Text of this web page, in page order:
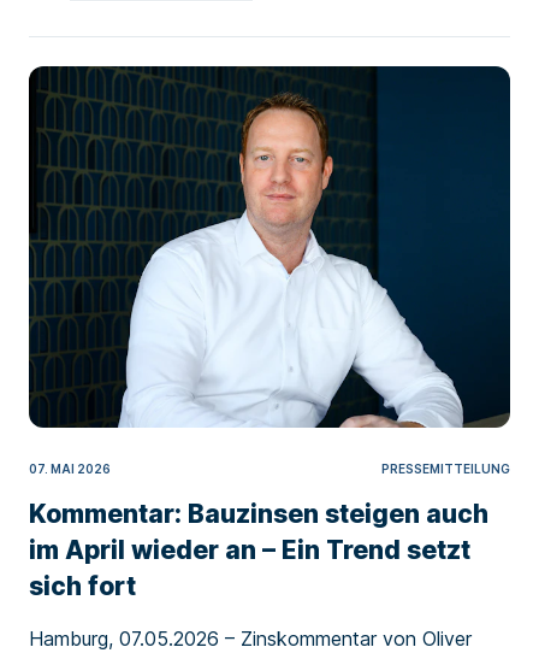
07. MAI 2026 PRESSEMITTEILUNG
Kommentar: Bauzinsen steigen auch
im April wieder an – Ein Trend setzt
sich fort
Hamburg, 07.05.2026 – Zinskommentar von Oliver